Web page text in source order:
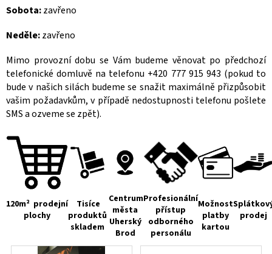
Sobota:zavřeno
Neděle:zavřeno
Mimo provozní dobu se Vám budeme věnovat po předchozí
telefonické domluvě na telefonu +420 777 915 943 (pokud to
bude v našich silách budeme se snažit maximálně přizpůsobit
vašim požadavkům, v případě nedostupnosti telefonu pošlete
SMS a ozveme se zpět).
120m² prodejní
plochy
Tisíce
produktů
skladem
Centrum
města
Uherský
Brod
Profesionální
přístup
odborného
personálu
Možnost
platby
kartou
prodej